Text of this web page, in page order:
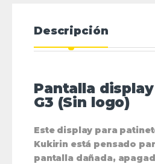
Descripción
Pantalla
G3 (Sin logo)
Este display para
Kukirin está pensado
pantalla dañada,